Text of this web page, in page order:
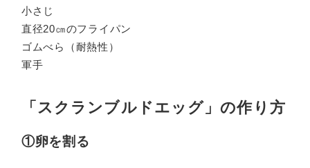
小さじ
直径20㎝のフライパン
ゴムべら（耐熱性）
軍手
「スクランブルドエッグ」の作り方
①卵を割る